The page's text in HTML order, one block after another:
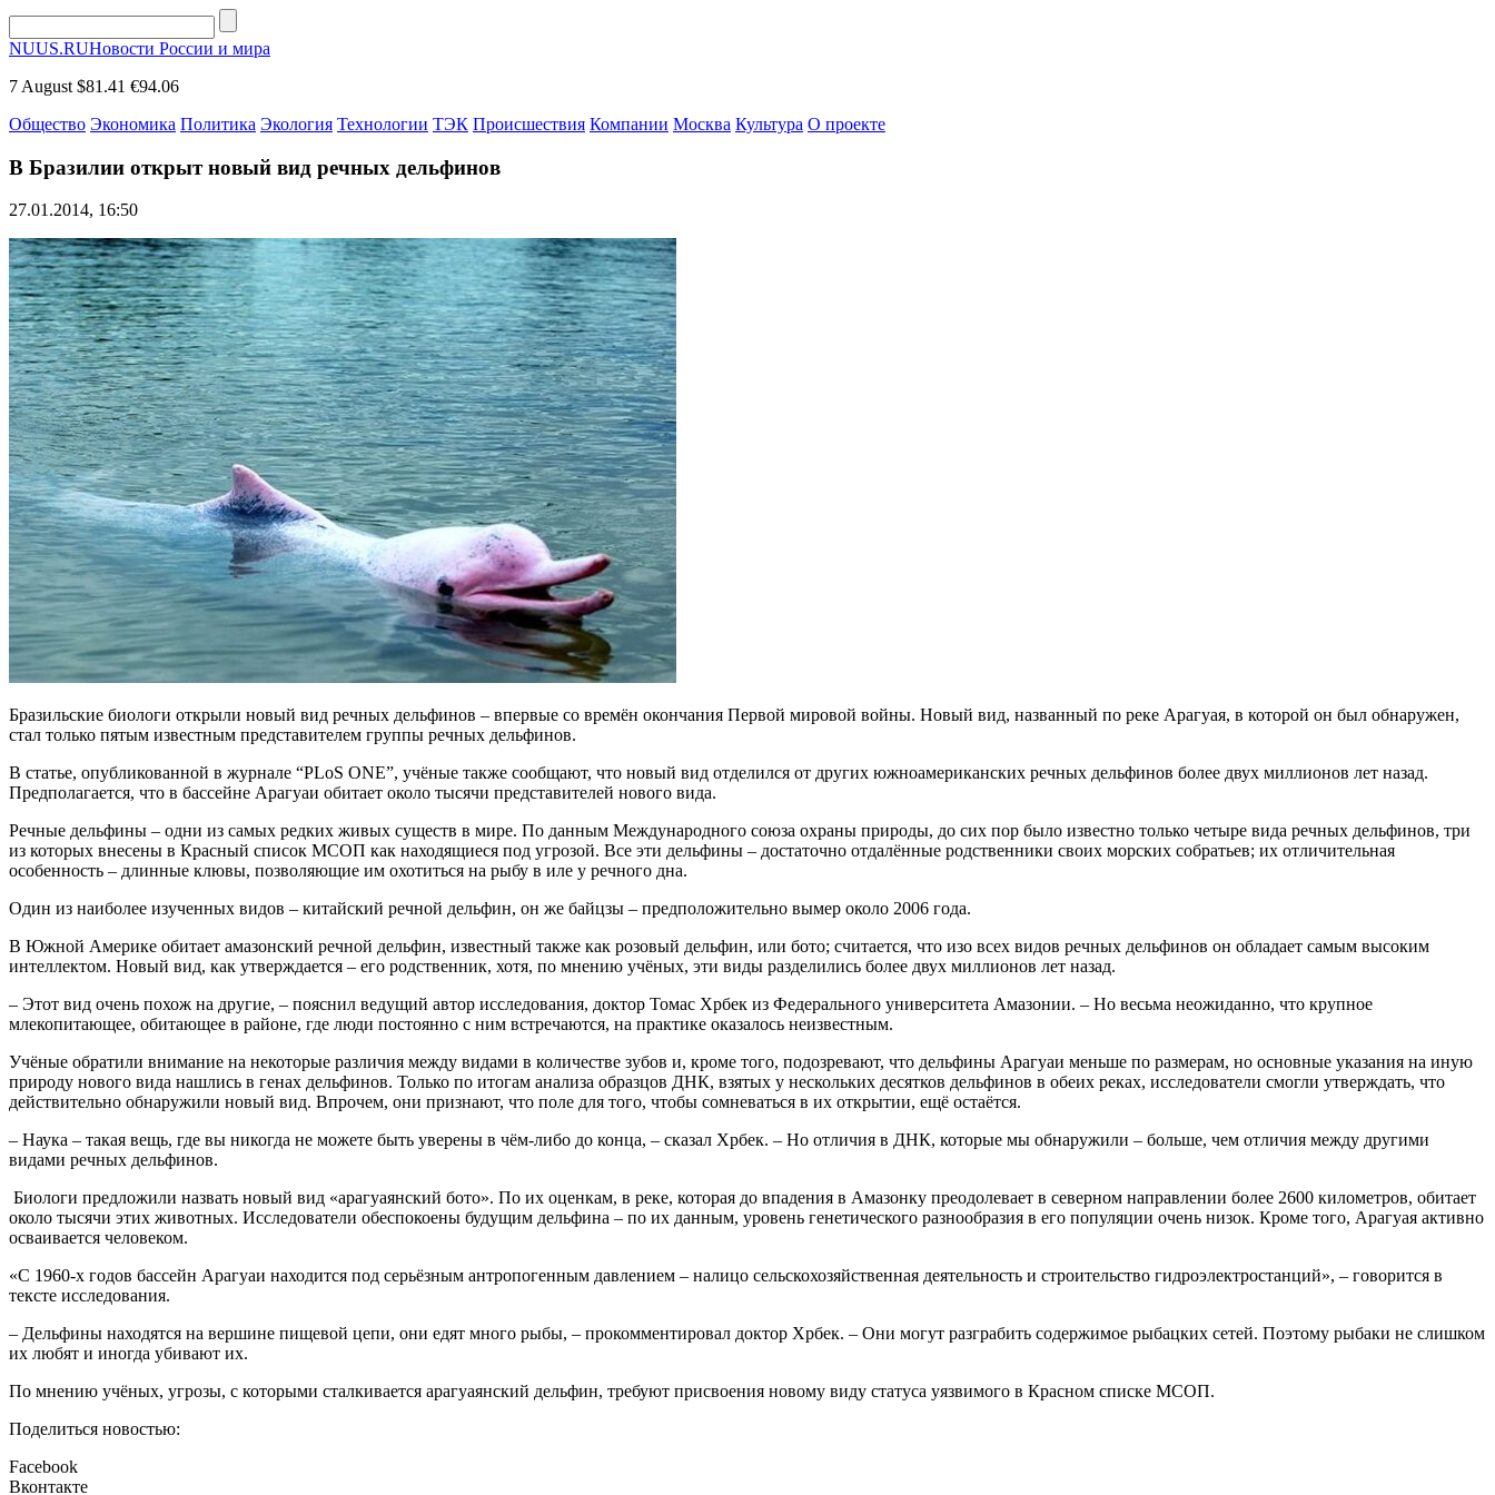
NUUS.RUНовости России и мира
7 August $81.41 €94.06
Общество Экономика Политика Экология Технологии ТЭК Происшествия Компании Москва Культура О проекте
В Бразилии открыт новый вид речных дельфинов
27.01.2014, 16:50
Бразильские биологи открыли новый вид речных дельфинов – впервые со времён окончания Первой мировой войны. Новый вид, названный по реке Арагуая, в которой он был обнаружен,
стал только пятым известным представителем группы речных дельфинов.
В статье, опубликованной в журнале “PLoS ONE”, учёные также сообщают, что новый вид отделился от других южноамериканских речных дельфинов более двух миллионов лет назад.
Предполагается, что в бассейне Арагуаи обитает около тысячи представителей нового вида.
Речные дельфины – одни из самых редких живых существ в мире. По данным Международного союза охраны природы, до сих пор было известно только четыре вида речных дельфинов, три
из которых внесены в Красный список МСОП как находящиеся под угрозой. Все эти дельфины – достаточно отдалённые родственники своих морских собратьев; их отличительная
особенность – длинные клювы, позволяющие им охотиться на рыбу в иле у речного дна.
Один из наиболее изученных видов – китайский речной дельфин, он же байцзы – предположительно вымер около 2006 года.
В Южной Америке обитает амазонский речной дельфин, известный также как розовый дельфин, или бото; считается, что изо всех видов речных дельфинов он обладает самым высоким
интеллектом. Новый вид, как утверждается – его родственник, хотя, по мнению учёных, эти виды разделились более двух миллионов лет назад.
– Этот вид очень похож на другие, – пояснил ведущий автор исследования, доктор Томас Хрбек из Федерального университета Амазонии. – Но весьма неожиданно, что крупное
млекопитающее, обитающее в районе, где люди постоянно с ним встречаются, на практике оказалось неизвестным.
Учёные обратили внимание на некоторые различия между видами в количестве зубов и, кроме того, подозревают, что дельфины Арагуаи меньше по размерам, но основные указания на иную
природу нового вида нашлись в генах дельфинов. Только по итогам анализа образцов ДНК, взятых у нескольких десятков дельфинов в обеих реках, исследователи смогли утверждать, что
действительно обнаружили новый вид. Впрочем, они признают, что поле для того, чтобы сомневаться в их открытии, ещё остаётся.
– Наука – такая вещь, где вы никогда не можете быть уверены в чём-либо до конца, – сказал Хрбек. – Но отличия в ДНК, которые мы обнаружили – больше, чем отличия между другими
видами речных дельфинов.
Биологи предложили назвать новый вид «арагуаянский бото». По их оценкам, в реке, которая до впадения в Амазонку преодолевает в северном направлении более 2600 километров, обитает
около тысячи этих животных. Исследователи обеспокоены будущим дельфина – по их данным, уровень генетического разнообразия в его популяции очень низок. Кроме того, Арагуая активно
осваивается человеком.
«С 1960-х годов бассейн Арагуаи находится под серьёзным антропогенным давлением – налицо сельскохозяйственная деятельность и строительство гидроэлектростанций», – говорится в
тексте исследования.
– Дельфины находятся на вершине пищевой цепи, они едят много рыбы, – прокомментировал доктор Хрбек. – Они могут разграбить содержимое рыбацких сетей. Поэтому рыбаки не слишком
их любят и иногда убивают их.
По мнению учёных, угрозы, с которыми сталкивается арагуаянский дельфин, требуют присвоения новому виду статуса уязвимого в Красном списке МСОП.
Поделиться новостью:
Facebook
Вконтакте